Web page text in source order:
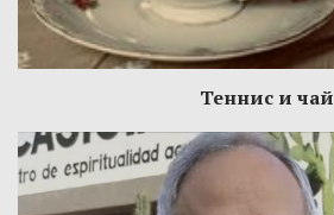
Теннис и чай